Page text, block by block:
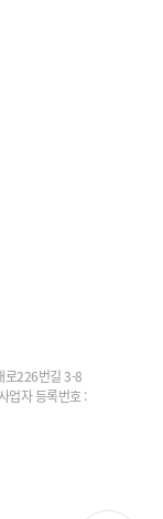
로226번길 3-8
업자 등록번호 :